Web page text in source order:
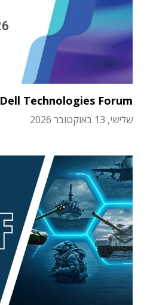
Dell Technologies Forum
שלישי, 13 באוקטובר 2026